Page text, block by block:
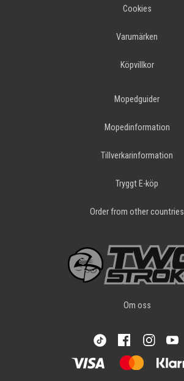
Cookies
Varumärken
Köpvillkor
Mopedguider
Mopedinformation
Tillverkarinformation
Tryggt E-köp
Order from other countries
Om oss